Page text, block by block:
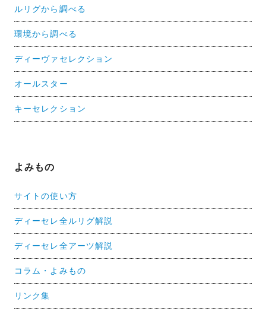
ルリグから調べる
環境から調べる
ディーヴァセレクション
オールスター
キーセレクション
よみもの
サイトの使い方
ディーセレ全ルリグ解説
ディーセレ全アーツ解説
コラム・よみもの
リンク集